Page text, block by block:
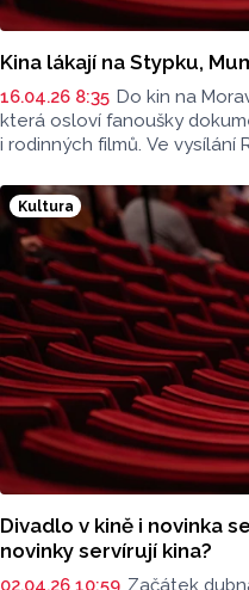
Kina lákají na Stypku,
16.04.26 8:35 Do kin na
která osloví fanoušky
i rodinných filmů. Ve vysílání
Kultura
Divadlo v kině i novinka
novinky servírují kina?
02.04.26 10:59 Začátek